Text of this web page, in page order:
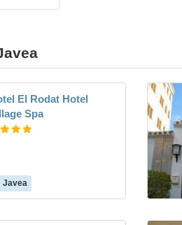
El Rodat Hotel
Spa
Javea